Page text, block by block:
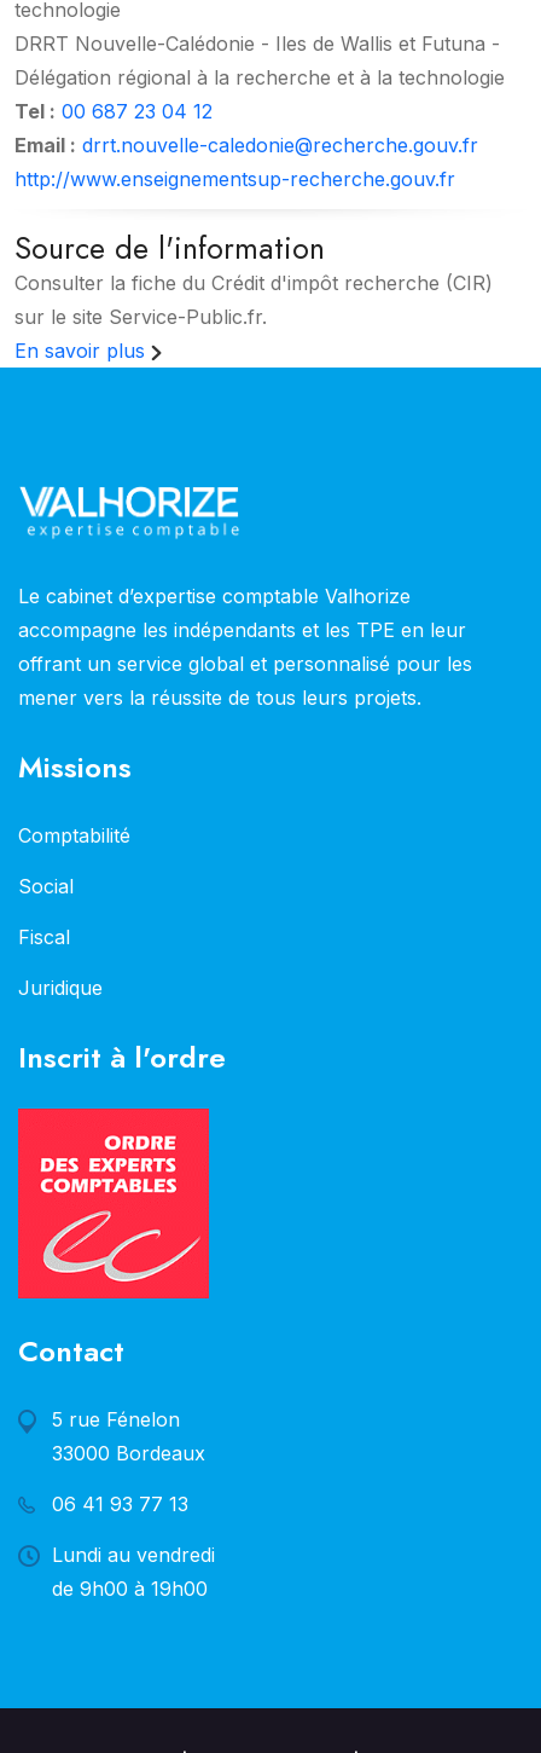
DRRT Nouvelle-Calédonie - Iles de Wallis et Futuna -
Délégation régional à la recherche et à la technologie
Tel : 00 687 23 04 12
Email : drrt.nouvelle-caledonie@recherche.gouv.fr
http://www.enseignementsup-recherche.gouv.fr
Source de l'information
Consulter la fiche du Crédit d'impôt recherche (CIR)
sur le site Service-Public.fr.
En savoir plus
Le cabinet d’expertise comptable Valhorize
accompagne les indépendants et les TPE en leur
offrant un service global et personnalisé pour les
mener vers la réussite de tous leurs projets.
Missions
Comptabilité
Social
Fiscal
Juridique
Inscrit à l'ordre
Contact
5 rue Fénelon
33000 Bordeaux
06 41 93 77 13
Lundi au vendredi
de 9h00 à 19h00